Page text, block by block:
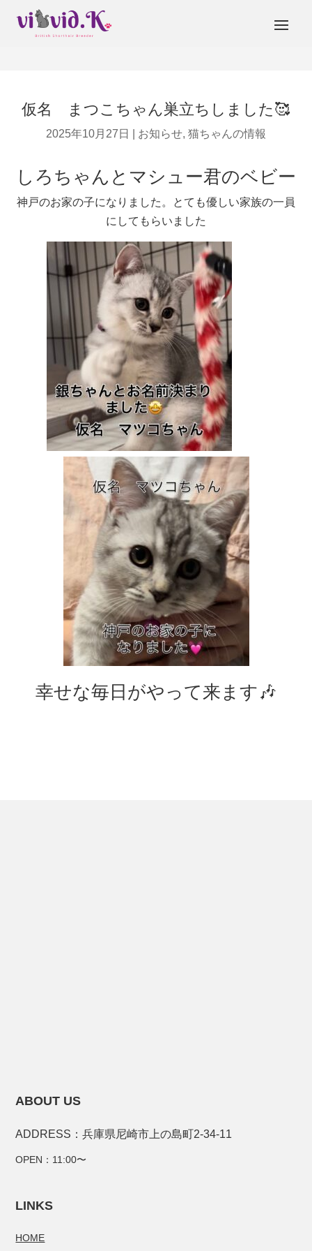
仮名 まつこちゃん巣立ちしました🥰
2025年10月27日 お知らせ, 猫ちゃんの情報
しろちゃんとマシュー君のベビー
神戸のお家の子になりました。とても優しい家族の一員
にしてもらいました
幸せな毎日がやって来ます🎶
ABOUT US
ADDRESS：兵庫県尼崎市上の島町2-34-11
OPEN：11:00〜
LINKS
HOME